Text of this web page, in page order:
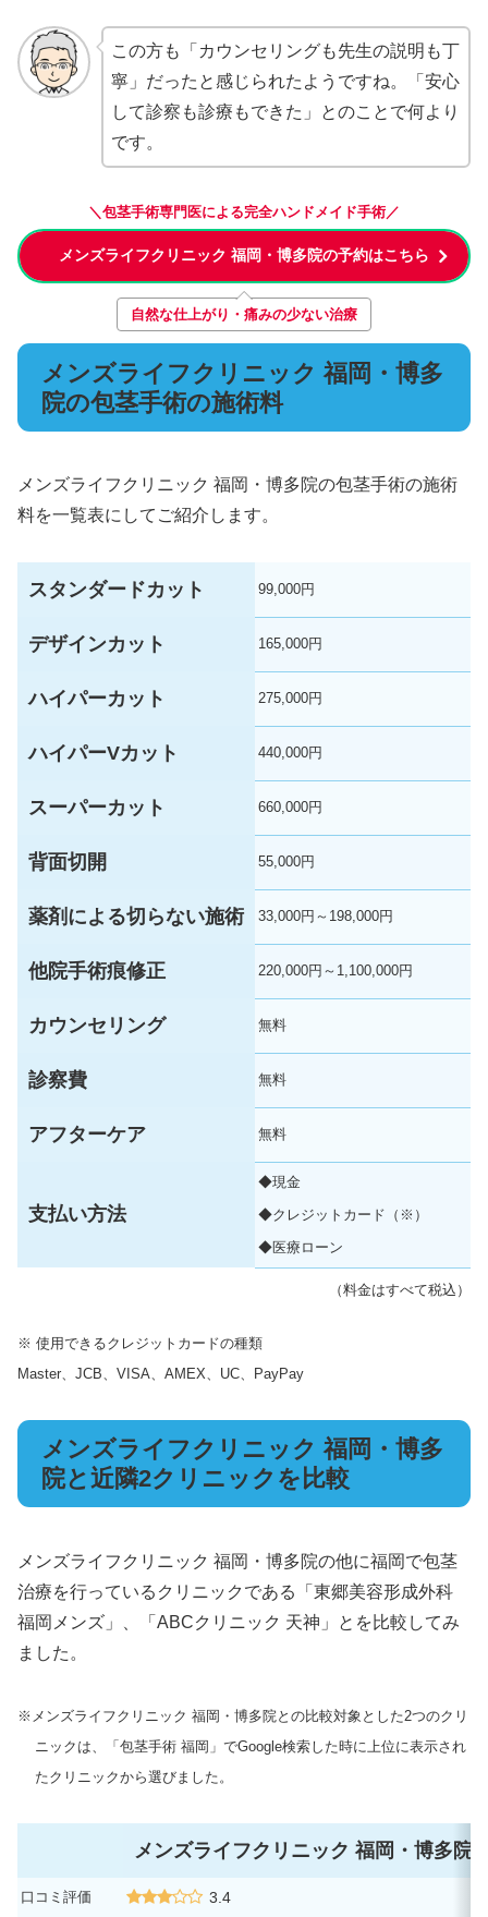
この方も「カウンセリングも先生の説明も丁
寧」だったと感じられたようですね。「安心
して診察も診療もできた」とのことで何より
です。
＼包茎手術専門医による完全ハンドメイド手術／
メンズライフクリニック 福岡・博多院の予約はこちら
自然な仕上がり・痛みの少ない治療
メンズライフクリニック 福岡・博多
院の包茎手術の施術料
メンズライフクリニック 福岡・博多院の包茎手術の施術
料を一覧表にしてご紹介します。
スタンダードカット 99,000円
デザインカット 165,000円
ハイパーカット 275,000円
ハイパーVカット 440,000円
スーパーカット 660,000円
背面切開 55,000円
薬剤による切らない施術 33,000円～198,000円
他院手術痕修正 220,000円～1,100,000円
カウンセリング 無料
診察費 無料
アフターケア 無料
支払い方法
◆現金
◆クレジットカード（※）
◆医療ローン
（料金はすべて税込）
※ 使用できるクレジットカードの種類
Master、JCB、VISA、AMEX、UC、PayPay
メンズライフクリニック 福岡・博多
院と近隣2クリニックを比較
メンズライフクリニック 福岡・博多院の他に福岡で包茎
治療を行っているクリニックである「東郷美容形成外科
福岡メンズ」、「ABCクリニック 天神」とを比較してみ
ました。
※メンズライフクリニック 福岡・博多院との比較対象とした2つのクリ
ニックは、「包茎手術 福岡」でGoogle検索した時に上位に表示され
たクリニックから選びました。
メンズライフクリニック 福岡・博多院
口コミ評価 3.4